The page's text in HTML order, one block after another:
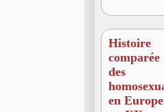
Histoire
comparée
des
en Europe